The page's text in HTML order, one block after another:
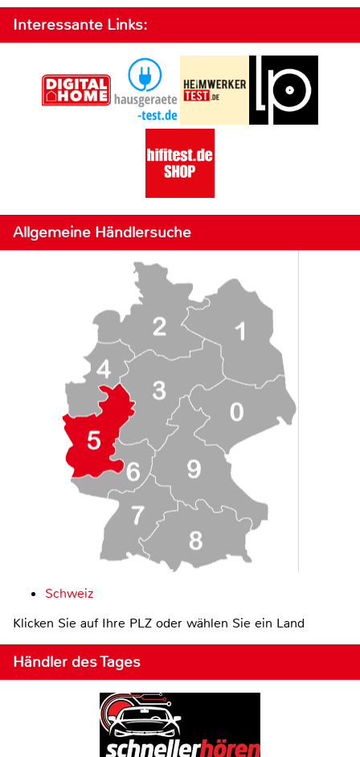
Interessante Links:
Allgemeine Händlersuche
Schweiz
Klicken Sie auf Ihre PLZ oder wählen Sie ein Land
Händler des Tages